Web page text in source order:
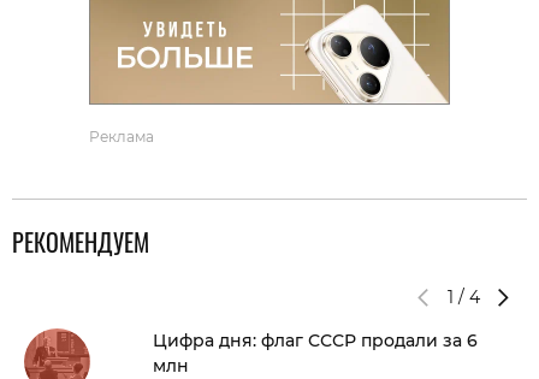
Реклама
РЕКОМЕНДУЕМ
1 / 4
Цифра дня: флаг СССР продали за 6
млн